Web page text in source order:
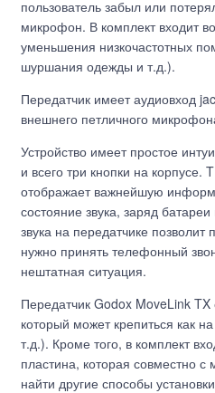
пользователь забыл или
микрофон. В комплект входит
уменьшения низкочастотных
шуршания одежды и т.д.).
Передатчик имеет аудиовход
внешнего петличного
Устройство имеет простое
и всего три кнопки на корпусе.
отображает важнейшую
состояние звука, заряд
звука на передатчике
нужно принять телефонный
нештатная ситуация.
Передатчик Godox MoveLink
который может крепиться как
т.д.). Кроме того, в комплект
пластина, которая совместно
найти другие способы